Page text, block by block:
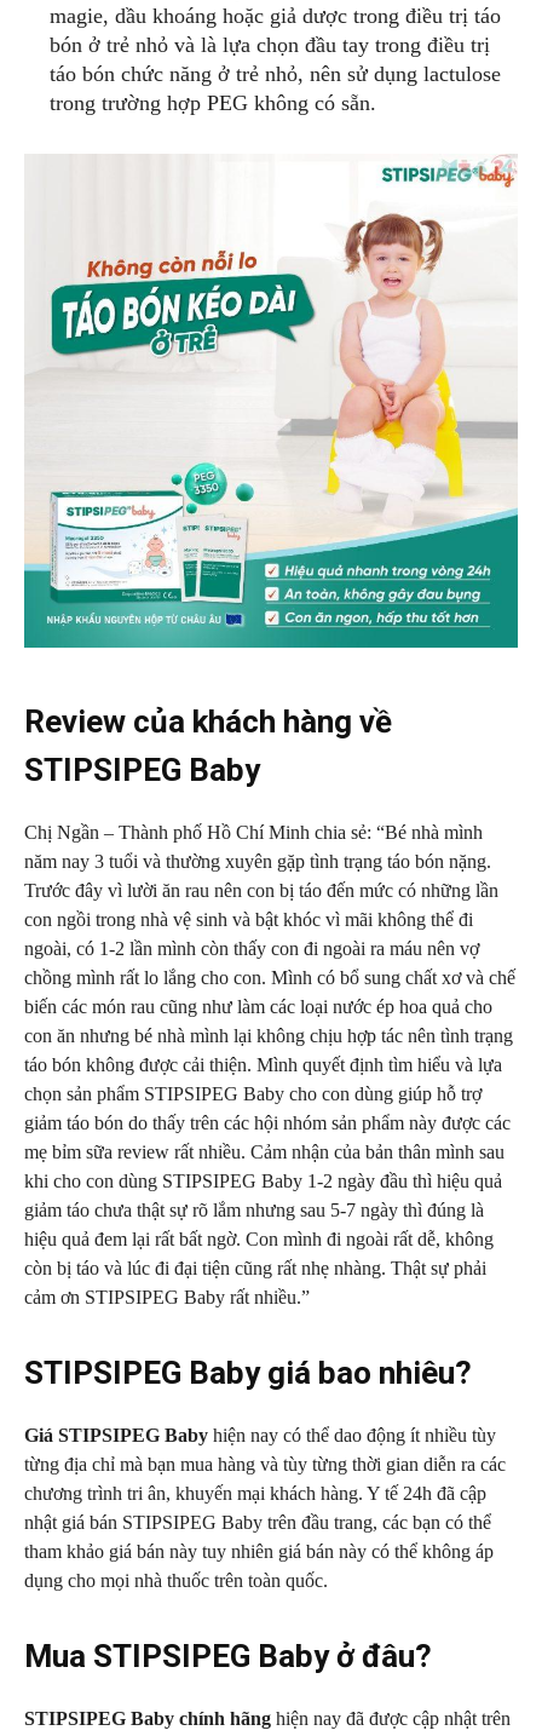
magie, dầu khoáng hoặc giả dược trong điều trị táo
bón ở trẻ nhỏ và là lựa chọn đầu tay trong điều trị
táo bón chức năng ở trẻ nhỏ, nên sử dụng lactulose
trong trường hợp PEG không có sẵn.
Review của khách hàng về
STIPSIPEG Baby
Chị Ngần – Thành phố Hồ Chí Minh chia sẻ: “Bé nhà mình
năm nay 3 tuổi và thường xuyên gặp tình trạng táo bón nặng.
Trước đây vì lười ăn rau nên con bị táo đến mức có những lần
con ngồi trong nhà vệ sinh và bật khóc vì mãi không thể đi
ngoài, có 1-2 lần mình còn thấy con đi ngoài ra máu nên vợ
chồng mình rất lo lắng cho con. Mình có bổ sung chất xơ và chế
biến các món rau cũng như làm các loại nước ép hoa quả cho
con ăn nhưng bé nhà mình lại không chịu hợp tác nên tình trạng
táo bón không được cải thiện. Mình quyết định tìm hiểu và lựa
chọn sản phẩm STIPSIPEG Baby cho con dùng giúp hỗ trợ
giảm táo bón do thấy trên các hội nhóm sản phẩm này được các
mẹ bỉm sữa review rất nhiều. Cảm nhận của bản thân mình sau
khi cho con dùng STIPSIPEG Baby 1-2 ngày đầu thì hiệu quả
giảm táo chưa thật sự rõ lắm nhưng sau 5-7 ngày thì đúng là
hiệu quả đem lại rất bất ngờ. Con mình đi ngoài rất dễ, không
còn bị táo và lúc đi đại tiện cũng rất nhẹ nhàng. Thật sự phải
cảm ơn STIPSIPEG Baby rất nhiều.”
STIPSIPEG Baby giá bao nhiêu?
Giá STIPSIPEG Baby hiện nay có thể dao động ít nhiều tùy
từng địa chỉ mà bạn mua hàng và tùy từng thời gian diễn ra các
chương trình tri ân, khuyến mại khách hàng. Y tế 24h đã cập
nhật giá bán STIPSIPEG Baby trên đầu trang, các bạn có thể
tham khảo giá bán này tuy nhiên giá bán này có thể không áp
dụng cho mọi nhà thuốc trên toàn quốc.
Mua STIPSIPEG Baby ở đâu?
STIPSIPEG Baby chính hãng hiện nay đã được cập nhật trên